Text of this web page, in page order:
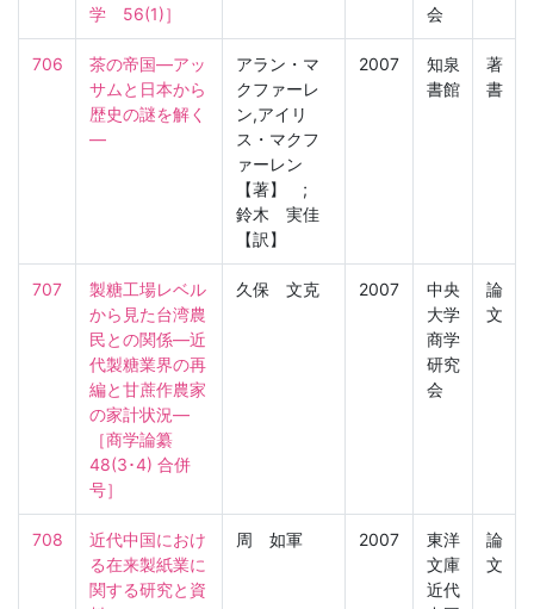
学　56(1)］
会
706
茶の帝国―アッ
サムと日本から
歴史の謎を解く
―
アラン・マ
クファーレ
ン,アイリ
ス・マクフ
ァーレン
【著】 ;
鈴木 実佳
【訳】
2007
知泉
書館
著
書
707
製糖工場レベル
から見た台湾農
民との関係―近
代製糖業界の再
編と甘蔗作農家
の家計状況―
［商学論纂
48(3･4) 合併
号］
久保 文克 2007
中央
大学
商学
研究
会
論
文
708
近代中国におけ
る在来製紙業に
関する研究と資
周 如軍 2007
東洋
文庫
近代
論
文